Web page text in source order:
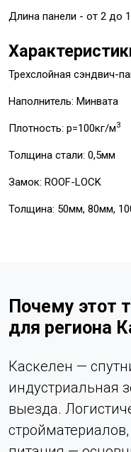
Длина панели - от 2 до
Трехслойная сэндвич-
Наполнитель: Минвата
Плотность: p=100кг/м3
Толщина стали: 0,5мм
Замок: ROOF-LOCK
Толщина: 50мм, 80мм,
Почему этот
для региона
Каскелен —
индустриальная
выезда.